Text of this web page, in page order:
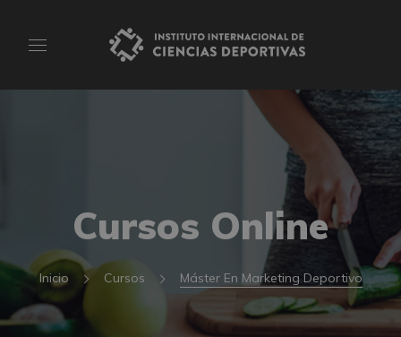
Cursos Online
Inicio Cursos Máster En Marketing Deportivo